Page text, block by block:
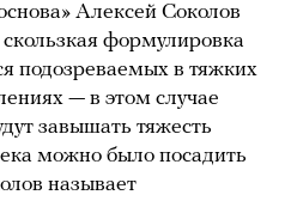
Алексей Соколов
скользкая формулировка
подозреваемых в тяжких
— в этом случае
завышать тяжесть
можно было посадить
называет